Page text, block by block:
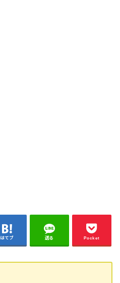
はてブ 送る Pocket